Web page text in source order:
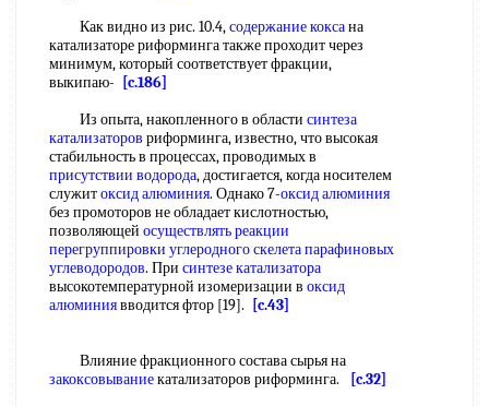
Как видно из рис. 10.4,содержание коксана
катализаторе риформинга также проходит через
минимум, который соответствует фракции,
выкипаю-
[c.186]
Из опыта, накопленного в области синтеза
катализаторов риформинга, известно, что высокая
стабильность в процессах, проводимых в
присутствии водорода, достигается, когда носителем
служитоксид алюминия. Однако 7-оксид алюминия
без промоторов не обладает кислотностью,
позволяющей осуществлять реакции
перегруппировки углеродного скелетапарафиновых
углеводородов. При синтезе катализатора
высокотемпературной изомеризации в оксид
алюминиявводится фтор [19]. [c.43]
Влияние фракционного состава сырья на
закоксовываниекатализаторов риформинга.
[c.32]